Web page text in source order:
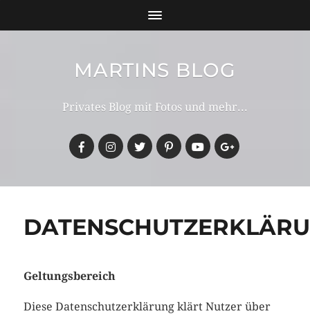
MARTINS BLOG
Privates Blog mit Fotos und mehr...
Geltungsbereich
Diese Datenschutzerklärung klärt Nutzer über